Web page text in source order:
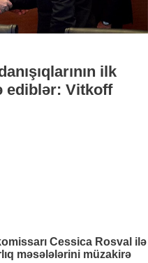
ilk
ediblər: Vitkoff
Cessica Rosval ilə
məsələlərini müzakirə